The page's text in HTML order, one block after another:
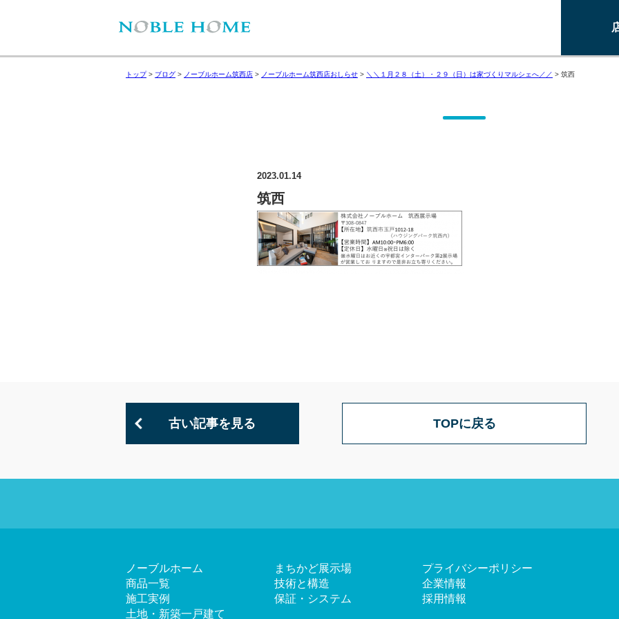
トップ> ブログ > ノーブルホーム筑西店 > ノーブルホーム筑西店おしらせ > ＼＼１月２８（土）・２９（日）は家づくりマルシェへ／／ > 筑西
2023.01.14
筑西
古い記事を見る TOPに戻る
ノーブルホーム
商品一覧
施工実例
土地・新築一戸建て
まちかど展示場
技術と構造
保証・システム
プライバシーポリシー
企業情報
採用情報